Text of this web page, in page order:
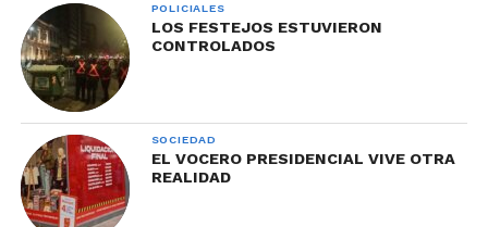
POLICIALES
LOS FESTEJOS ESTUVIERON
CONTROLADOS
SOCIEDAD
EL VOCERO PRESIDENCIAL VIVE OTRA
REALIDAD